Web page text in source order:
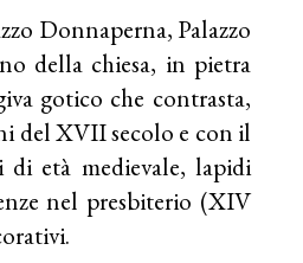
Donnaperna, Palazzo
della chiesa, in pietra
gotico che contrasta,
del XVII secolo e con il
di età medievale, lapidi
nel presbiterio (XIV